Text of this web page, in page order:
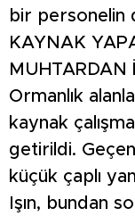
bir personelin
KAYNAK
MUHTARDAN
Ormanlık
kaynak
getirildi.
küçük çaplı
Işın, bundan